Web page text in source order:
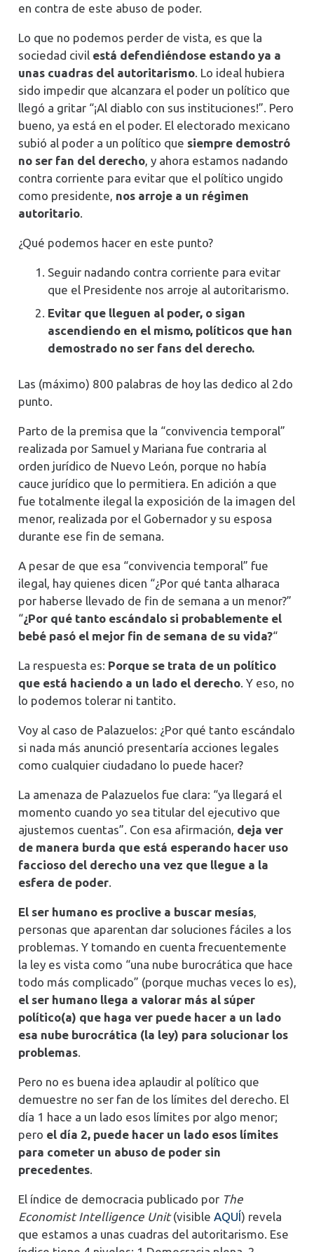
en contra de este abuso de poder.
Lo que no podemos perder de vista, es que la
sociedad civil está defendiéndose estando ya a
unas cuadras del autoritarismo. Lo ideal hubiera
sido impedir que alcanzara el poder un político que
llegó a gritar “¡Al diablo con sus instituciones!”. Pero
bueno, ya está en el poder. El electorado mexicano
subió al poder a un político que siempre demostró
no ser fan del derecho, y ahora estamos nadando
contra corriente para evitar que el político ungido
como presidente, nos arroje a un régimen
autoritario.
¿Qué podemos hacer en este punto?
Seguir nadando contra corriente para evitar
que el Presidente nos arroje al autoritarismo.
Evitar que lleguen al poder, o sigan
ascendiendo en el mismo, políticos que han
demostrado no ser fans del derecho.
Las (máximo) 800 palabras de hoy las dedico al 2do
punto.
Parto de la premisa que la “convivencia temporal”
realizada por Samuel y Mariana fue contraria al
orden jurídico de Nuevo León, porque no había
cauce jurídico que lo permitiera. En adición a que
fue totalmente ilegal la exposición de la imagen del
menor, realizada por el Gobernador y su esposa
durante ese fin de semana.
A pesar de que esa “convivencia temporal” fue
ilegal, hay quienes dicen “¿Por qué tanta alharaca
por haberse llevado de fin de semana a un menor?”
“¿Por qué tanto escándalo si probablemente el
bebé pasó el mejor fin de semana de su vida?“
La respuesta es: Porque se trata de un político
que está haciendo a un lado el derecho. Y eso, no
lo podemos tolerar ni tantito.
Voy al caso de Palazuelos: ¿Por qué tanto escándalo
si nada más anunció presentaría acciones legales
como cualquier ciudadano lo puede hacer?
La amenaza de Palazuelos fue clara: “ya llegará el
momento cuando yo sea titular del ejecutivo que
ajustemos cuentas”. Con esa afirmación, deja ver
de manera burda que está esperando hacer uso
faccioso del derecho una vez que llegue a la
esfera de poder.
El ser humano es proclive a buscar mesías,
personas que aparentan dar soluciones fáciles a los
problemas. Y tomando en cuenta frecuentemente
la ley es vista como “una nube burocrática que hace
todo más complicado” (porque muchas veces lo es),
el ser humano llega a valorar más al súper
político(a) que haga ver puede hacer a un lado
esa nube burocrática (la ley) para solucionar los
problemas.
Pero no es buena idea aplaudir al político que
demuestre no ser fan de los límites del derecho. El
día 1 hace a un lado esos límites por algo menor;
pero el día 2, puede hacer un lado esos límites
para cometer un abuso de poder sin
precedentes.
El índice de democracia publicado por The
Economist Intelligence Unit(visible AQUÍ) revela
que estamos a unas cuadras del autoritarismo. Ese